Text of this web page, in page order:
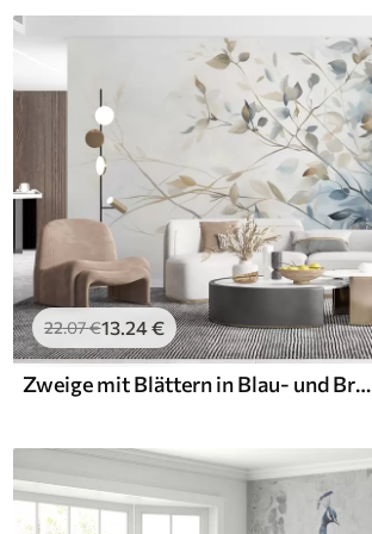
22.07€13.24€
Zweige mit Blättern in Blau- und Brauntönen, heller Hintergrund, weich und zart, Aquarellstil